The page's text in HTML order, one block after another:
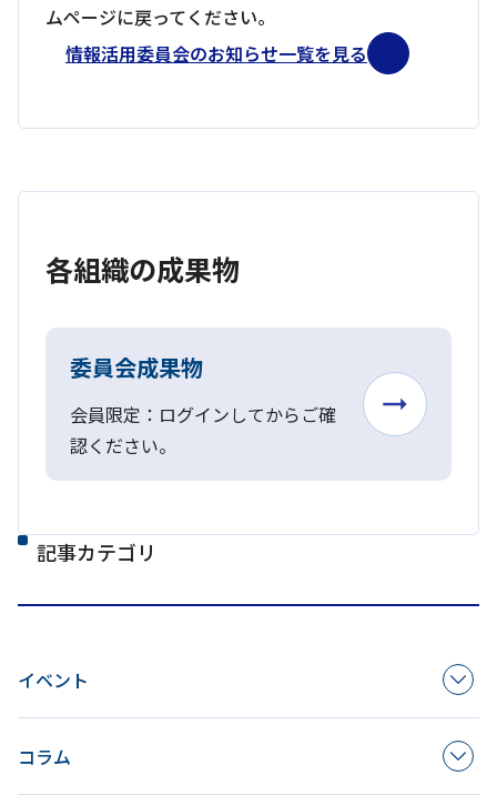
ムページに戻ってください。
情報活用委員会のお知らせ一覧を見る
各組織の成果物
委員会成果物
会員限定：ログインしてからご確
認ください。
記事カテゴリ
イベント
コラム